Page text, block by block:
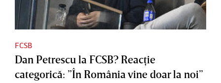
FCSB
Dan Petrescu la FCSB? Reacţie
categorică: ”În România vine doar la noi”